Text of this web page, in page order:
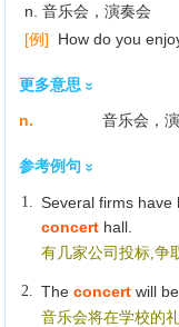
n. 音乐会，演奏会
[例] How do you
更多意思
n. 音乐会，
参考例句
1. Several firms have
concert hall.
有几家公司投标,争
2. The concertwill
音乐会将在学校的